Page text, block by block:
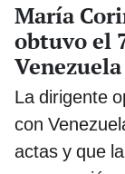
María
obtuvo el
Venezuela
La dirigente
con
actas y que